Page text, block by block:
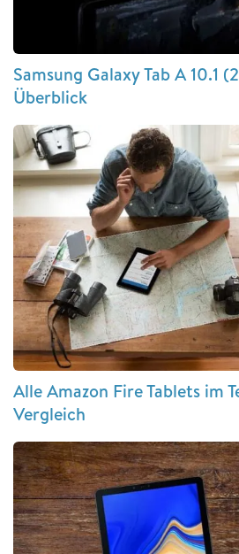
Samsung Galaxy Tab A 10.1
Überblick
Alle Amazon Fire Tablets im
Vergleich